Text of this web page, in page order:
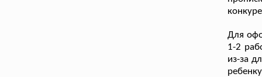
Для
1-2
из-за